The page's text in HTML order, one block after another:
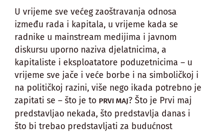
U vrijeme sve većeg zaoštravanja odnosa
između rada i kapitala, u vrijeme kada se
radnike u mainstream medijima i javnom
diskursu uporno naziva djelatnicima, a
kapitaliste i eksploatatore poduzetnicima – u
vrijeme sve jače i veće borbe i na simboličkoj i
na političkoj razini, više nego ikada potrebno je
zapitati se – što je to PRVI MAJ? Što je Prvi maj
predstavljao nekada, što predstavlja danas i
što bi trebao predstavljati za budućnost